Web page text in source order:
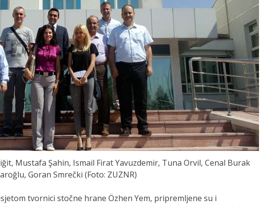
Mustafa Şahin, Ismail Firat Yavuzdemir, Tuna Orvil, Cenal Burak
Goran Smrečki (Foto: ZUZNR)
tvornici stočne hrane Özhen Yem, pripremljene su i